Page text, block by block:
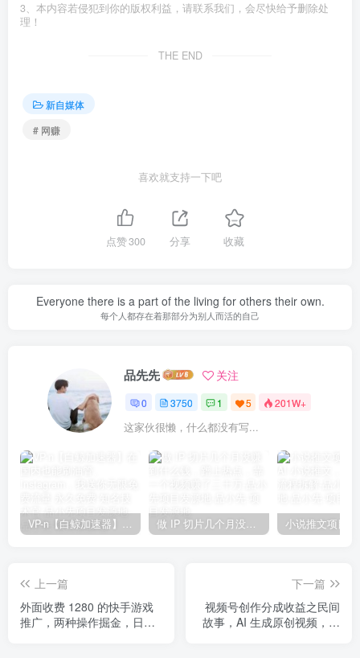
3、本内容若侵犯到你的版权利益，请联系我们，会尽快给予删除处
理！
THE END
新自媒体
# 网赚
喜欢就支持一下吧
点赞300 分享 收藏
Everyone there is a part of the living for others their own.
每个人都存在着那部分为别人而活的自己
品先先 关注
0 3750 1 5 201W+
这家伙很懒，什么都没有写...
VP-n【白鲸加速器】在国内也能刷油管、Instagram，我送你无限免费流量 永久免费-知名技术官-品小先项目发源地 做 IP 切片几个月没赚到什么钱，蹭上热点，靠一个视频赚了二十万-品小先项目发源地
上一篇
外面收费 1280 的快手游戏
推广，两种操作掘金，日撸
下一篇
视频号创作分成收益之民间
故事，AI 生成原创视频，新